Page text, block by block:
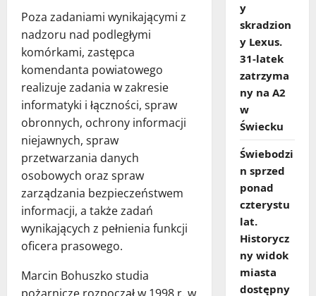
Poza zadaniami wynikającymi z
nadzoru nad podległymi
komórkami, zastępca
komendanta powiatowego
realizuje zadania w zakresie
informatyki i łączności, spraw
obronnych, ochrony informacji
niejawnych, spraw
przetwarzania danych
osobowych oraz spraw
zarządzania bezpieczeństwem
informacji, a także zadań
wynikających z pełnienia funkcji
oficera prasowego.
Marcin Bohuszko studia
y
skradzion
y Lexus.
31‑latek
zatrzyma
ny na A2
w
Świecku
Świebodzi
n sprzed
ponad
czterystu
lat.
Historycz
ny widok
miasta
dostępny